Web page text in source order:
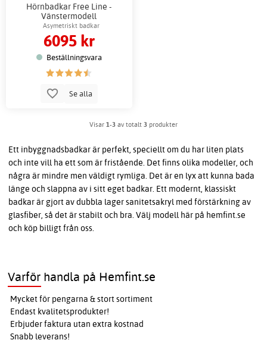
Hörnbadkar Free Line -
Vänstermodell
Asymetriskt badkar
6095 kr
Beställningsvara
Se alla
Visar 1-3 av totalt 3 produkter
Ett inbyggnadsbadkar är perfekt, speciellt om du har liten plats
och inte vill ha ett som är fristående. Det finns olika modeller, och
några är mindre men väldigt rymliga. Det är en lyx att kunna bada
länge och slappna av i sitt eget badkar. Ett modernt, klassiskt
badkar är gjort av dubbla lager sanitetsakryl med förstärkning av
glasfiber, så det är stabilt och bra. Välj modell här på hemfint.se
och köp billigt från oss.
Varför handla på Hemfint.se
Mycket för pengarna & stort sortiment
Endast kvalitetsprodukter!
Erbjuder faktura utan extra kostnad
Snabb leverans!